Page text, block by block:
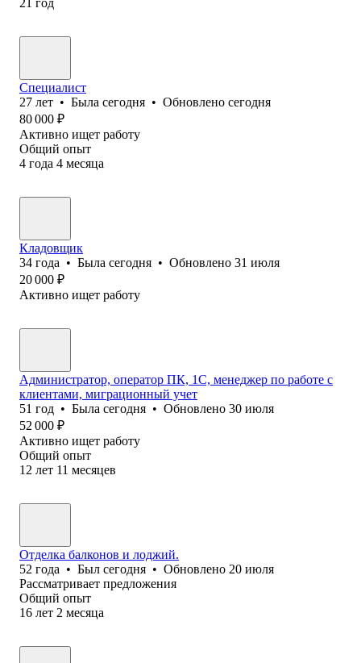
Специалист
27 лет • Была сегодня • Обновлено сегодня
80 000 ₽
Активно ищет работу
Общий опыт
4 года 4 месяца
Кладовщик
34 года • Была сегодня • Обновлено 31 июля
20 000 ₽
Активно ищет работу
Администратор, оператор ПК, 1С, менеджер по работе с
клиентами, миграционный учет
51 год • Была сегодня • Обновлено 30 июля
52 000 ₽
Активно ищет работу
Общий опыт
12 лет 11 месяцев
Отделка балконов и лоджий.
52 года • Был сегодня • Обновлено 20 июля
Рассматривает предложения
Общий опыт
16 лет 2 месяца